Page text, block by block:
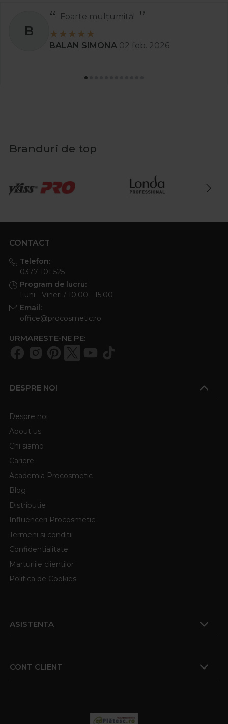
B
Foarte mulțumită!
BALAN SIMONA 02 feb. 2026
Branduri de top
CONTACT
Telefon:
0377 101 525
Program de lucru:
Luni - Vineri / 10:00 - 15:00
Email:
office@procosmetic.ro
URMARESTE-NE PE:
DESPRE NOI
Despre noi
About us
Chi siamo
Cariere
Academia Procosmetic
Blog
Distributie
Influenceri Procosmetic
Termeni si conditii
Confidentialitate
Marturiile clientilor
Politica de Cookies
ASISTENTA
CONT CLIENT